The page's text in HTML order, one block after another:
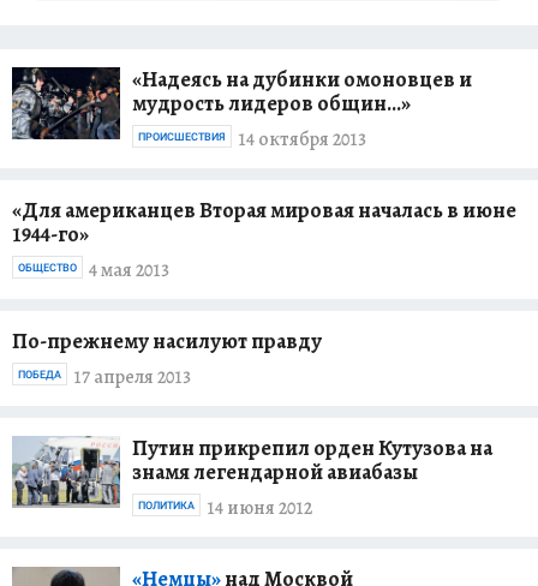
«Надеясь на дубинки омоновцев и
мудрость лидеров общин...»
14 октября 2013
ПРОИСШЕСТВИЯ
«Для американцев Вторая мировая началась в июне
1944-го»
4 мая 2013
ОБЩЕСТВО
По-прежнему насилуют правду
17 апреля 2013
ПОБЕДА
Путин прикрепил орден Кутузова на
знамя легендарной авиабазы
14 июня 2012
ПОЛИТИКА
«Немцы»над Москвой